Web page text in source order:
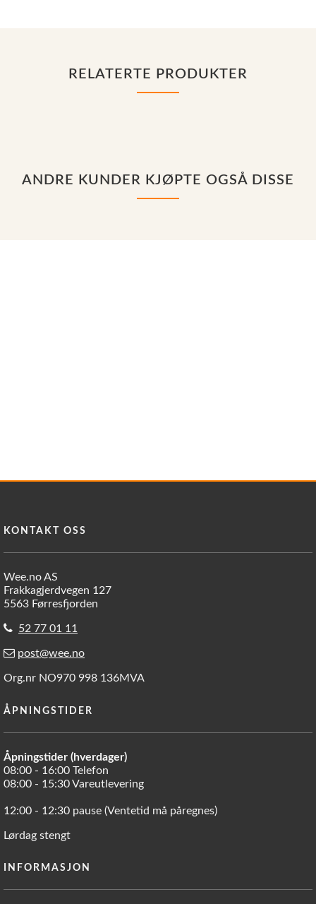
RELATERTE PRODUKTER
ANDRE KUNDER KJØPTE OGSÅ DISSE
KONTAKT OSS
Wee.no AS
Frakkagjerdvegen 127
5563 Førresfjorden
52 77 01 11
post@wee.no
Org.nr NO970 998 136MVA
ÅPNINGSTIDER
Åpningstider (hverdager)
08:00 - 16:00 Telefon
08:00 - 15:30 Vareutlevering
12:00 - 12:30 pause (Ventetid må påregnes)
Lørdag stengt
INFORMASJON